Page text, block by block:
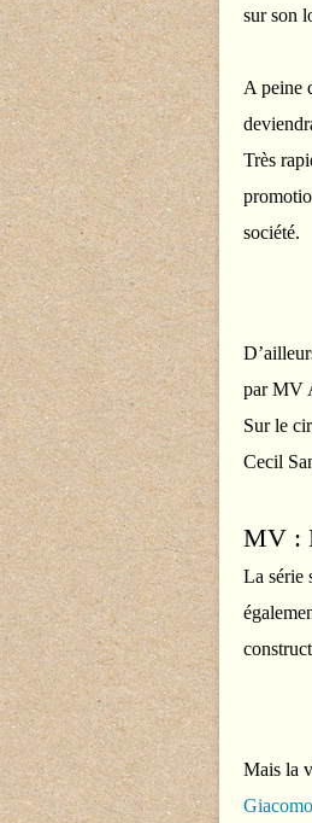
sur son
A peine
Très
société.
par MV
Sur le
Cecil
MV :
La série
Mais la